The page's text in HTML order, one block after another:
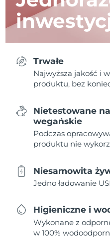
Trwałe
Najwyższa jakość i
produktu, bez
Nietestowane
wegańskie
Podczas
produktu nie
Niesamowita
Jedno ładowanie
Higieniczne i
Wykonane z
w 100%